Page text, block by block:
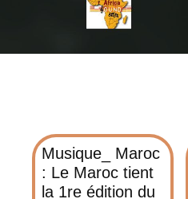
Musique_ Maroc
: Le Maroc tient
la 1re édition du